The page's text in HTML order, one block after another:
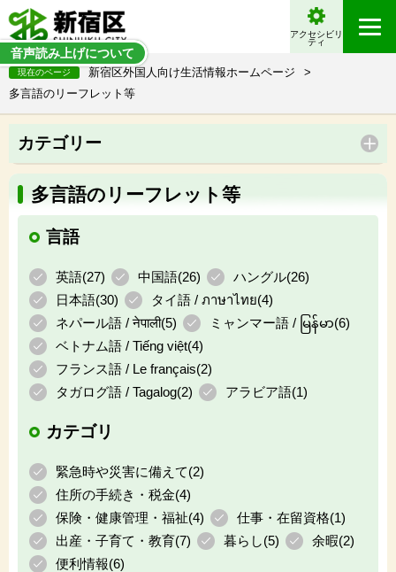
音声読み上げについて
アクセシビリ
ティ
現在のページ 新宿区外国人向け生活情報ホームページ
>
多言語のリーフレット等
カテゴリー
多言語のリーフレット等
言語
英語(27) 中国語(26) ハングル(26)
日本語(30) タイ語 / ภาษาไทย(4)
ネパール語 / नेपाली(5) ミャンマー語 / မြန်မာ(6)
ベトナム語 / Tiếng việt(4)
フランス語 / Le français(2)
タガログ語 / Tagalog(2) アラビア語(1)
カテゴリ
緊急時や災害に備えて(2)
住所の手続き・税金(4)
保険・健康管理・福祉(4) 仕事・在留資格(1)
出産・子育て・教育(7) 暮らし(5) 余暇(2)
便利情報(6)